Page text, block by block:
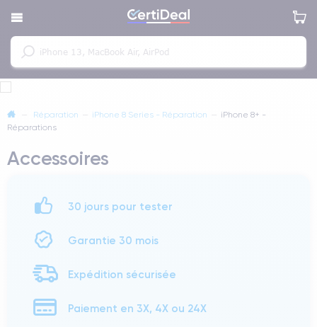
— Réparation iPhone 8 Series - Réparation
iPhone 8+ -
Réparations
Accessoires
30 jours pour tester
Garantie 30 mois
Expédition sécurisée
Paiement en 3X, 4X ou 24X